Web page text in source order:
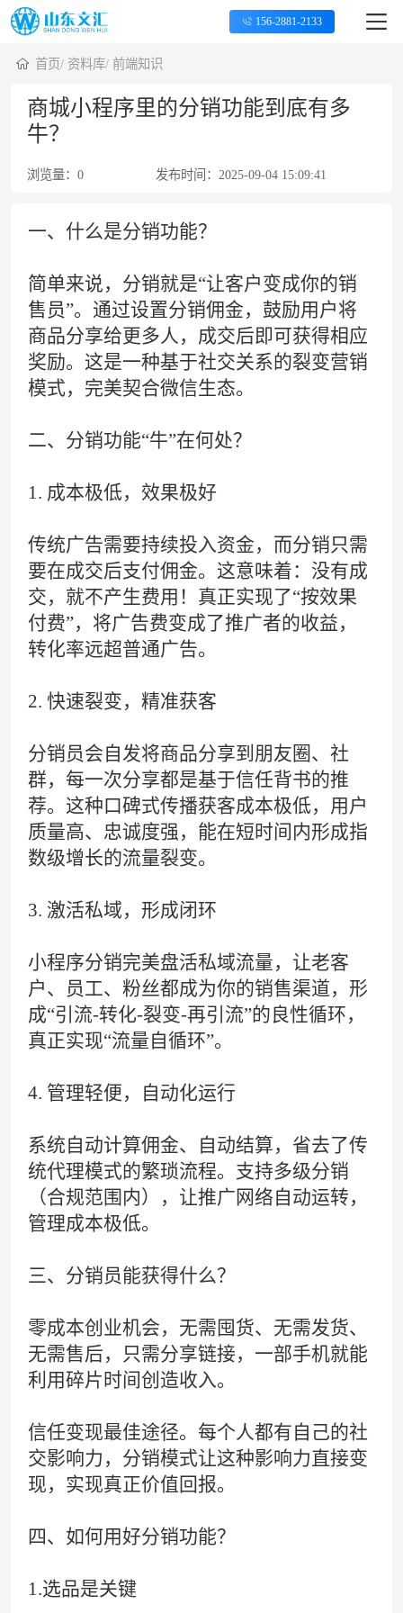
156-2881-2133
首页/ 资料库/ 前端知识
商城小程序里的分销功能到底有多
牛？
浏览量： 0 发布时间： 2025-09-04 15:09:41
一、什么是分销功能？
简单来说，分销就是“让客户变成你的销
售员”。通过设置分销佣金，鼓励用户将
商品分享给更多人，成交后即可获得相应
奖励。这是一种基于社交关系的裂变营销
模式，完美契合微信生态。
二、分销功能“牛”在何处？
1. 成本极低，效果极好
传统广告需要持续投入资金，而分销只需
要在成交后支付佣金。这意味着：没有成
交，就不产生费用！真正实现了“按效果
付费”，将广告费变成了推广者的收益，
转化率远超普通广告。
2. 快速裂变，精准获客
分销员会自发将商品分享到朋友圈、社
群，每一次分享都是基于信任背书的推
荐。这种口碑式传播获客成本极低，用户
质量高、忠诚度强，能在短时间内形成指
数级增长的流量裂变。
3. 激活私域，形成闭环
小程序分销完美盘活私域流量，让老客
户、员工、粉丝都成为你的销售渠道，形
成“引流-转化-裂变-再引流”的良性循环，
真正实现“流量自循环”。
4. 管理轻便，自动化运行
系统自动计算佣金、自动结算，省去了传
统代理模式的繁琐流程。支持多级分销
（合规范围内），让推广网络自动运转，
管理成本极低。
三、分销员能获得什么？
零成本创业机会， 无需囤货、无需发货、
无需售后，只需分享链接，一部手机就能
利用碎片时间创造收入。
信任变现最佳途径。 每个人都有自己的社
交影响力，分销模式让这种影响力直接变
现，实现真正价值回报。
四、如何用好分销功能？
1.选品是关键